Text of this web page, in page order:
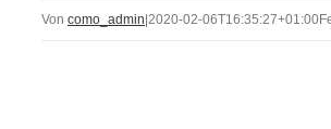
Von como_admin 2020-02-06T16:35:27+01:00